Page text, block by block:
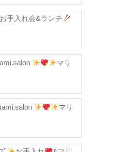
お手入れ会&ランチ
マリ
マリ